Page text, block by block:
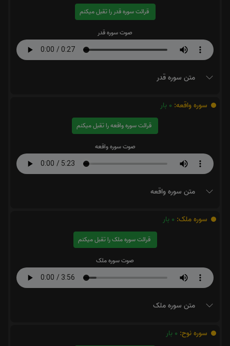
قرائت سوره قدر را تقبل میکنم
صوت سوره قدر
متن سوره قدر
سوره واقعه: 0 بار
قرائت سوره واقعه را تقبل میکنم
صوت سوره واقعه
متن سوره واقعه
سوره ملک: 0 بار
قرائت سوره ملک را تقبل میکنم
صوت سوره ملک
متن سوره ملک
سوره نوح: 0 بار